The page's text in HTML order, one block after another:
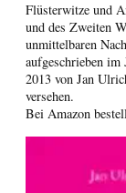
Flüsterwitze und
und des Zweiten
unmittelbaren
aufgeschrieben
2013 von Jan
versehen.
Bei Amazon